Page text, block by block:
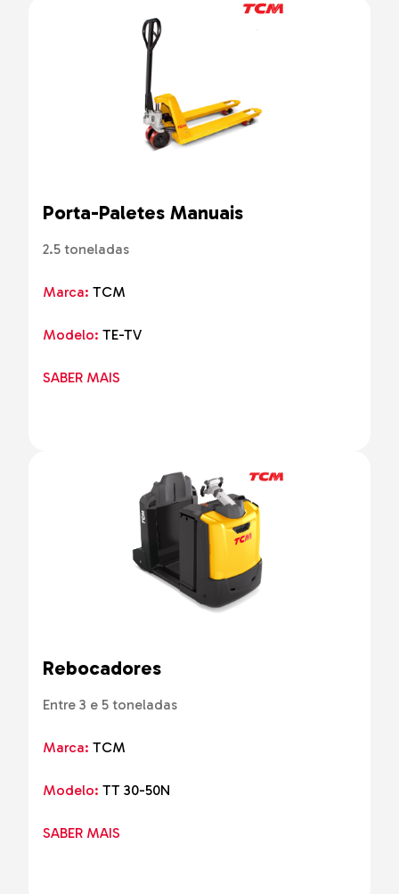
Porta-Paletes Manuais
2.5 toneladas
Marca: TCM
Modelo: TE-TV
SABER MAIS
Rebocadores
Entre 3 e 5 toneladas
Marca: TCM
Modelo: TT 30-50N
SABER MAIS